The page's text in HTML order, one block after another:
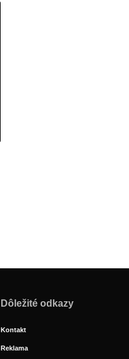
Dôležité odkazy
Kontakt
Reklama